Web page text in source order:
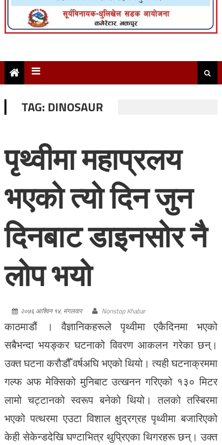
TAG: DINOSAUR
पृथ्वीमा महाप्रलय
भएको त्यो दिन जुन
दिनबाट डाइनसोर नै
लोप भयो
२०७६ आश्विन १४, मंगलवार Nonstop Khabar
काठमाडौं । वैज्ञानिकहरूले पृथ्वीमा एकैदिनमा भएको
सबैभन्दा भयङ्कर घटनाको विवरण आकलन गरेका छन्।
उक्त घटना करौडौँ वर्षअघि भएको थियो। त्यही घटनाक्रममा
गल्फ अफ मेक्सिको मुनिबाट उत्खनन गरिएको १३० मिटर
लामो चट्टानको स्वरूप बनेको थियो। तलको तस्बिरमा
भएको पत्थरमा एउटा विशाल क्षुद्रग्रह पृथ्वीमा बजारिएको
केही सेकेन्डदेखि घण्टाभित्र थुप्रिएका थिगरहरू छन्। उक्त